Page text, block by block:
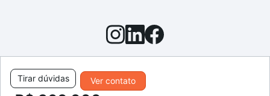
Ver contato
Tirar dúvidas